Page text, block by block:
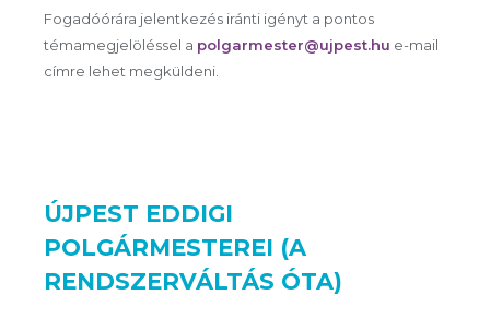
Fogadóórára jelentkezés iránti igényt a pontos
témamegjelöléssel a polgarmester@ujpest.hu e-mail
címre lehet megküldeni.
ÚJPEST EDDIGI
POLGÁRMESTEREI (A
RENDSZERVÁLTÁS ÓTA)